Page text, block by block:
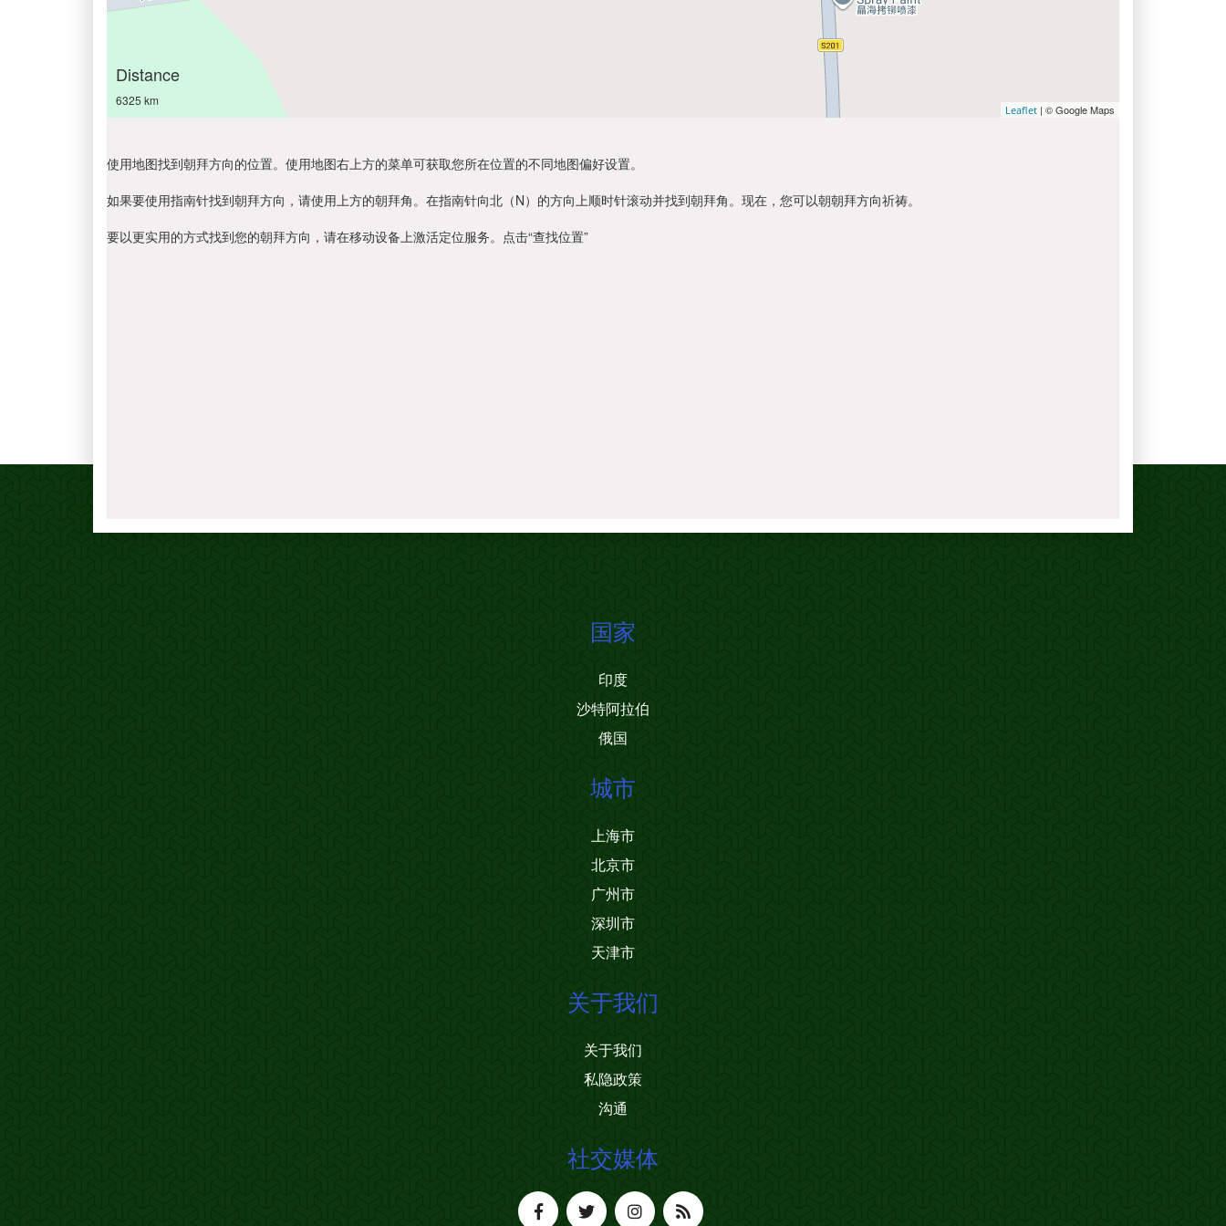
Distance
6325 km
Leaflet | © Google Maps
使用地图找到朝拜方向的位置。使用地图右上方的菜单可获取您所在位置的不同地图偏好设置。
如果要使用指南针找到朝拜方向，请使用上方的朝拜角。在指南针向北（N）的方向上顺时针滚动并找到朝拜角。现在，您可以朝朝拜方向祈祷。
要以更实用的方式找到您的朝拜方向，请在移动设备上激活定位服务。点击“查找位置”
国家
印度
沙特阿拉伯
俄国
城市
上海市
北京市
广州市
深圳市
天津市
关于我们
关于我们
私隐政策
沟通
社交媒体